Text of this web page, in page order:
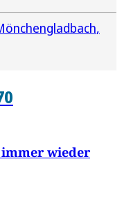
wieder